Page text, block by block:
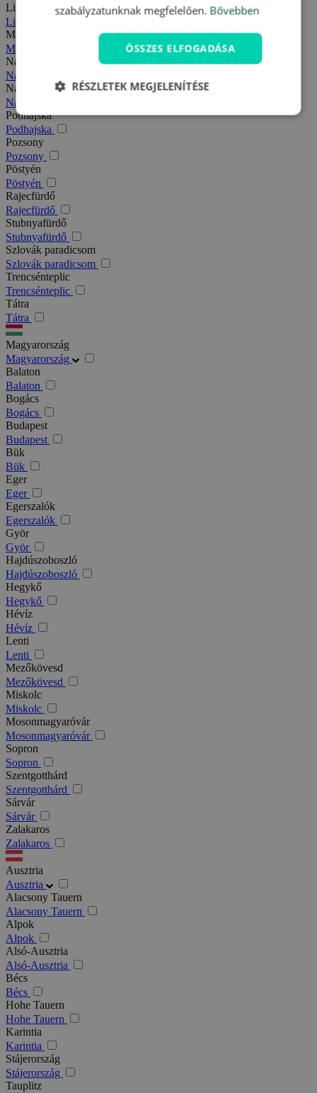
Liptó
Liptó
Magas-Tátra
Magas-Tátra
Nagy-Fátra
Nagy-Fátra
Nagymegyer
Nagymegyer
Podhajska
Podhajska
Pozsony
Pozsony
Pöstyén
Pöstyén
Rajecfürdő
Rajecfürdő
Stubnyafürdő
Stubnyafürdő
Szlovák paradicsom
Szlovák paradicsom
Trencsénteplic
Trencsénteplic
Tátra
Tátra
Magyarország
Magyarország
Balaton
Balaton
Bogács
Bogács
Budapest
Budapest
Bük
Bük
Eger
Eger
Egerszalók
Egerszalók
Györ
Györ
Hajdúszoboszló
Hajdúszoboszló
Hegykő
Hegykő
Hévíz
Hévíz
Lenti
Lenti
Mezőkövesd
Mezőkövesd
Miskolc
Miskolc
Mosonmagyaróvár
Mosonmagyaróvár
Sopron
Sopron
Szentgotthárd
Szentgotthárd
Sárvár
Sárvár
Zalakaros
Zalakaros
Ausztria
Ausztria
Alacsony Tauern
Alacsony Tauern
Alpok
Alpok
Alsó-Ausztria
Alsó-Ausztria
Bécs
Bécs
Hohe Tauern
Hohe Tauern
Karintia
Karintia
Stájerország
Stájerország
Tauplitz
szabályzatunknak megfelelően. Bővebben
ÖSSZES ELFOGADÁSA
RÉSZLETEK MEGJELENÍTÉSE